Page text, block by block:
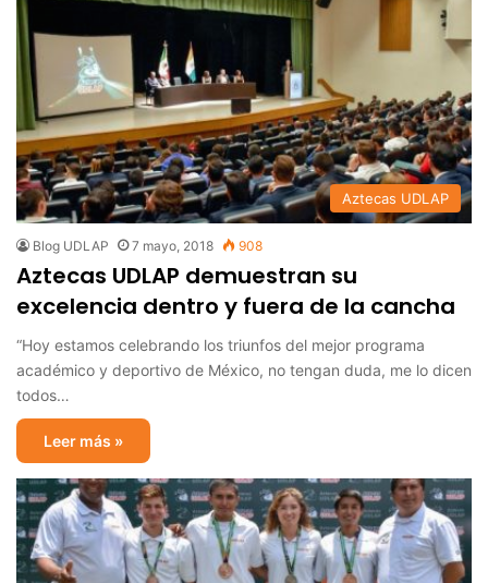
Aztecas UDLAP
Blog UDLAP 7 mayo, 2018 908
Aztecas UDLAP demuestran su
excelencia dentro y fuera de la cancha
“Hoy estamos celebrando los triunfos del mejor programa
académico y deportivo de México, no tengan duda, me lo dicen
todos…
Leer más »